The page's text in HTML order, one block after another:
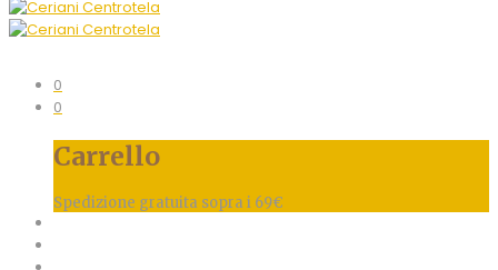
0
0
Carrello
Spedizione gratuita sopra i 69€